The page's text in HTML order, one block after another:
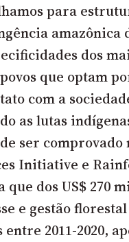
para
amazônica
dos
que optam
com a
as lutas
ser
Initiative e
que dos US$ 270
e gestão
2011-2020,